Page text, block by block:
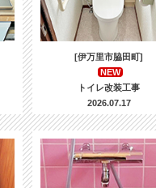
[伊万里市脇田町]
NEW
トイレ改装工事
2026.07.17